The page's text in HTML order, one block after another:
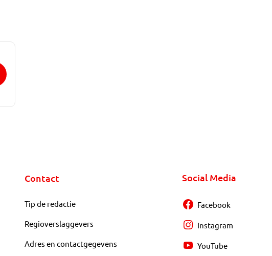
Contact
Tip de redactie
Regioverslaggevers
Adres en contactgegevens
Social Media
Facebook
Instagram
YouTube